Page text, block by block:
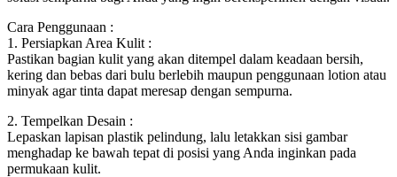
Cara Penggunaan :
1. Persiapkan Area Kulit :
Pastikan bagian kulit yang akan ditempel dalam keadaan bersih,
kering dan bebas dari bulu berlebih maupun penggunaan lotion atau
minyak agar tinta dapat meresap dengan sempurna.
2. Tempelkan Desain :
Lepaskan lapisan plastik pelindung, lalu letakkan sisi gambar
menghadap ke bawah tepat di posisi yang Anda inginkan pada
permukaan kulit.